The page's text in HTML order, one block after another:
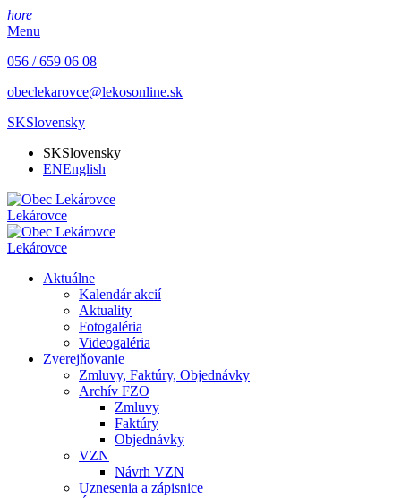
hore
Menu
056 / 659 06 08
obeclekarovce@lekosonline.sk
SKSlovensky
SKSlovensky
ENEnglish
Lekárovce
Lekárovce
Aktuálne
Kalendár akcií
Aktuality
Fotogaléria
Videogaléria
Zverejňovanie
Zmluvy, Faktúry, Objednávky
Archív FZO
Zmluvy
Faktúry
Objednávky
VZN
Návrh VZN
Uznesenia a zápisnice